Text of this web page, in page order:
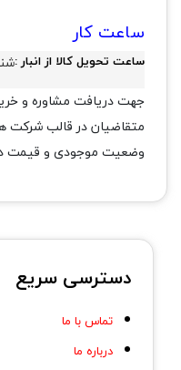
ساعت کار
ساعت تحویل کالا از انبار :
جهت دریافت مشاوره و
متقاضیان در قالب شرکت
وضعیت موجودی و قیمت در
دسترسی سریع
تماس با ما
درباره ما